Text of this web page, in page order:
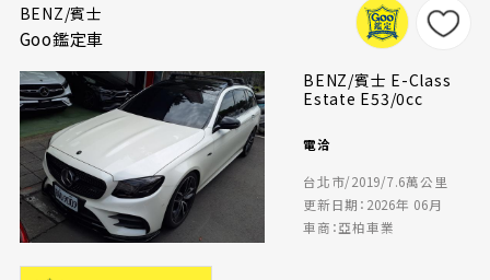
BENZ/賓士
Goo鑑定車
BENZ/賓士 E-Class
Estate E53/0cc
電洽
台北市/2019/7.6萬公里
更新日期：2026年 06月
車商：亞柏車業